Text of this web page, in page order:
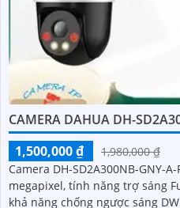
CAMERA DAHUA DH-
1,500,000 ₫
1,980,000 ₫
Camera DH-SD2A300NB-GNY-
megapixel, tính năng trợ sáng
khả năng chống ngược sáng